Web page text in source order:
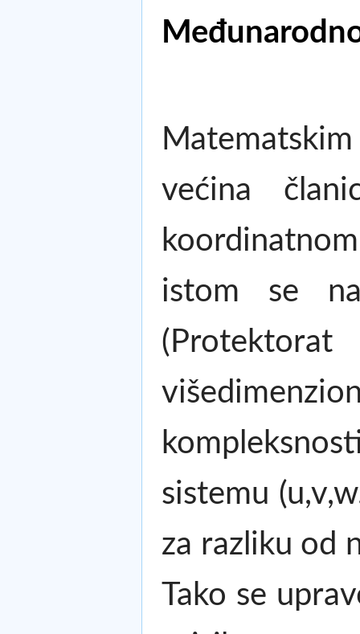
većina
istom se
sistemu
za razliku od
Tako se